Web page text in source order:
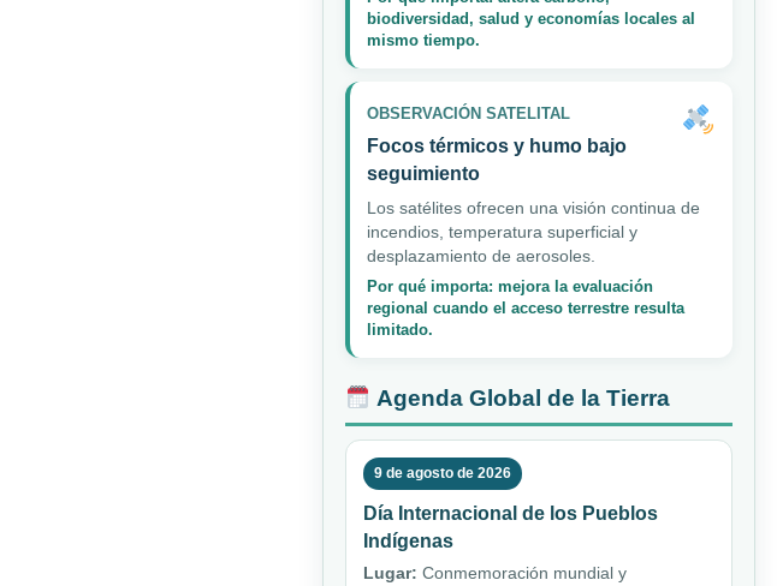
biodiversidad, salud y economías locales al
mismo tiempo.
OBSERVACIÓN SATELITAL
Focos térmicos y humo bajo
seguimiento
Los satélites ofrecen una visión continua de
incendios, temperatura superficial y
desplazamiento de aerosoles.
Por qué importa: mejora la evaluación
regional cuando el acceso terrestre resulta
limitado.
Agenda Global de la Tierra
9 de agosto de 2026
Día Internacional de los Pueblos
Indígenas
Lugar: Conmemoración mundial y